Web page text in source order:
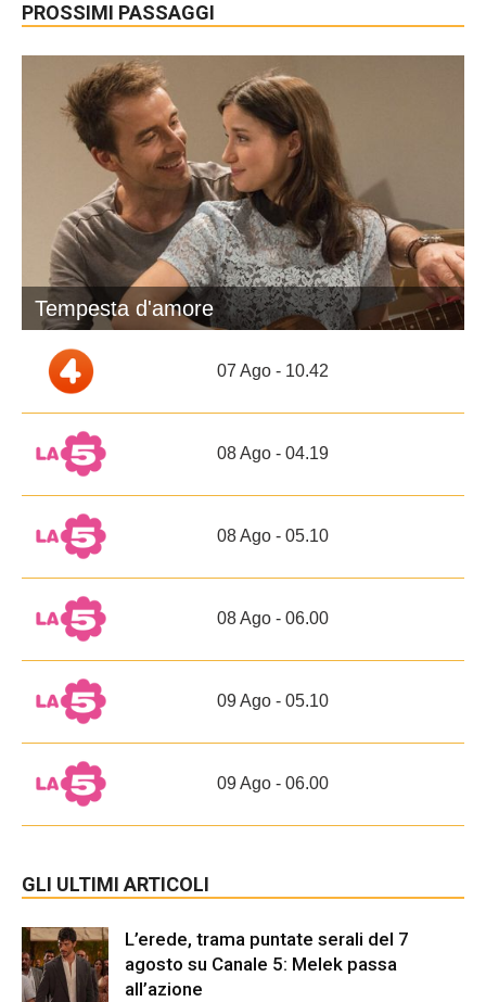
PROSSIMI PASSAGGI
Tempesta d'amore
07 Ago - 10.42
08 Ago - 04.19
08 Ago - 05.10
08 Ago - 06.00
09 Ago - 05.10
09 Ago - 06.00
GLI ULTIMI ARTICOLI
L’erede, trama puntate serali del 7
agosto su Canale 5: Melek passa
all’azione